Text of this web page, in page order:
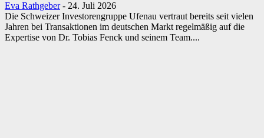
Eva Rathgeber - 24. Juli 2026
Die Schweizer Investorengruppe Ufenau vertraut bereits seit vielen
Jahren bei Transaktionen im deutschen Markt regelmäßig auf die
Expertise von Dr. Tobias Fenck und seinem Team....